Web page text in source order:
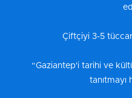
Çiftçiyi 3-5
“Gaziantep'i tarihi ve
tanıtmayı